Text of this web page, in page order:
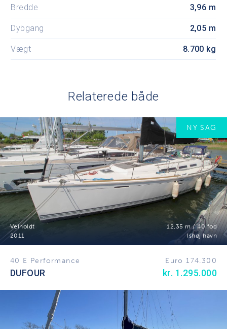
Bredde 3,96 m
Dybgang 2,05 m
Vægt 8.700 kg
Relaterede både
NY SAG
Velholdt
12,35 m / 40 fod
2011
Ishøj havn
40 E Performance Euro 174.300
DUFOUR kr. 1.295.000